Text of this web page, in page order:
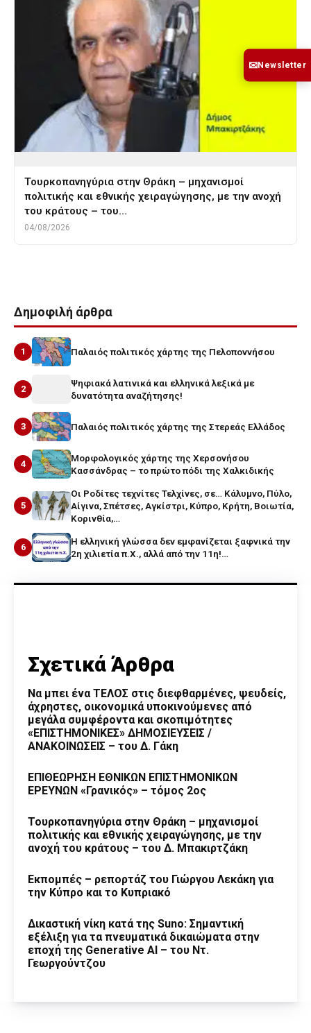
Τουρκοπανηγύρια στην Θράκη – μηχανισμοί
πολιτικής και εθνικής χειραγώγησης, με την ανοχή
του κράτους – του…
04/08/2026
Δημοφιλή άρθρα
1 Παλαιός πολιτικός χάρτης της Πελοποννήσου
2
Ψηφιακά λατινικά και ελληνικά λεξικά με
δυνατότητα αναζήτησης!
3 Παλαιός πολιτικός χάρτης της Στερεάς Ελλάδος
4
Μορφολογικός χάρτης της Χερσονήσου
Κασσάνδρας – το πρώτο πόδι της Χαλκιδικής
5
Οι Ροδίτες τεχνίτες Τελχίνες, σε… Κάλυμνο, Πύλο,
Αίγινα, Σπέτσες, Αγκίστρι, Κύπρο, Κρήτη, Βοιωτία,
Κορινθία,…
6
Η ελληνική γλώσσα δεν εμφανίζεται ξαφνικά την
2η χιλιετία π.Χ., αλλά από την 11η!…
Σχετικά Άρθρα
Να μπει ένα ΤΕΛΟΣ στις διεφθαρμένες, ψευδείς,
άχρηστες, οικονομικά υποκινούμενες από
μεγάλα συμφέροντα και σκοπιμότητες
«ΕΠΙΣΤΗΜΟΝΙΚΕΣ» ΔΗΜΟΣΙΕΥΣΕΙΣ /
ΑΝΑΚΟΙΝΩΣΕΙΣ – του Δ. Γάκη
ΕΠΙΘΕΩΡΗΣΗ ΕΘΝΙΚΩΝ ΕΠΙΣΤΗΜΟΝΙΚΩΝ
ΕΡΕΥΝΩΝ «Γρανικός» – τόμος 2ος
Τουρκοπανηγύρια στην Θράκη – μηχανισμοί
πολιτικής και εθνικής χειραγώγησης, με την
ανοχή του κράτους – του Δ. Μπακιρτζάκη
Εκπομπές – ρεπορτάζ του Γιώργου Λεκάκη για
την Κύπρο και το Κυπριακό
Δικαστική νίκη κατά της Suno: Σημαντική
εξέλιξη για τα πνευματικά δικαιώματα στην
εποχή της Generative AI – του Ντ.
Γεωργούντζου
✉Newsletter